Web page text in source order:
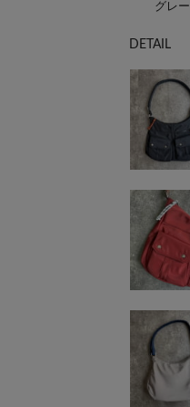
グレー
DETAIL